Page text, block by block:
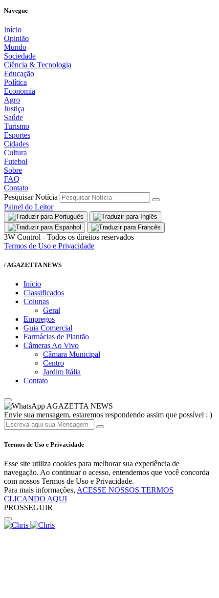
Navegue
Início
Opinião
Mundo
Sociedade
Ciência & Tecnologia
Educação
Política
Economia
Agro
Justiça
Saúde
Turismo
Esportes
Cidades
Cultura
Futebol
Sobre
FAQ
Contato
Pesquisar Notícia
Painel do Leitor
3W Control - Todos os direitos reservados
Termos de Uso e Privacidade
/ AGAZETTA NEWS
Início
Classificados
Colunas
Geral
Empregos
Guia Comercial
Farmácias de Plantão
Câmeras Ao Vivo
Câmara Municipal
Centro
Jardim Itália
Contato
AGAZETTA NEWS
Envie sua mensagem, estaremos respondendo assim que possível ; )
Termos de Uso e Privacidade
Esse site utiliza cookies para melhorar sua experiência de
navegação. Ao continuar o acesso, entendemos que você concorda
com nossos Termos de Uso e Privacidade.
Para mais informações, ACESSE NOSSOS TERMOS
CLICANDO AQUI
PROSSEGUIR